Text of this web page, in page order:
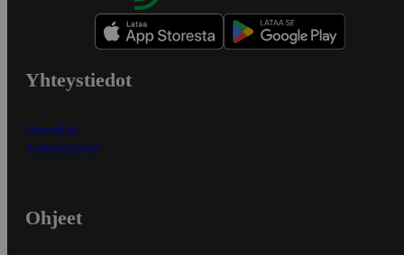
Yhteystiedot
Myymälät
Asiakaspalvelu
Ohjeet